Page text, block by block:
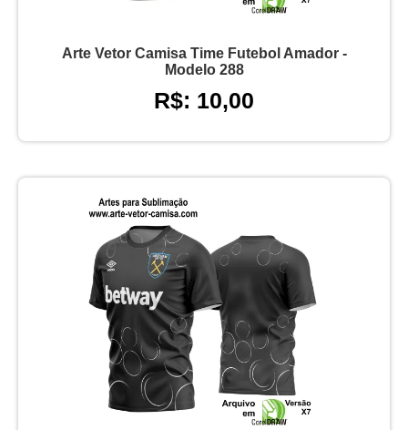
Arte Vetor Camisa Time Futebol Amador -
Modelo 288
R$: 10,00